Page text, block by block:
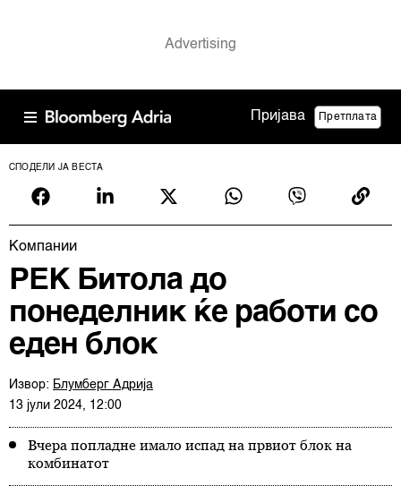
Пријава Претплата
СПОДЕЛИ ЈА ВЕСТА
Компании
РЕК Битола до
понеделник ќе работи со
еден блок
Извор: Блумберг Адрија
13 јули 2024, 12:00
Вчера попладне имало испад на првиот блок на
комбинатот